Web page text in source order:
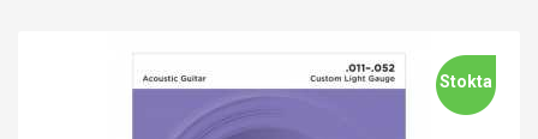
Stokta